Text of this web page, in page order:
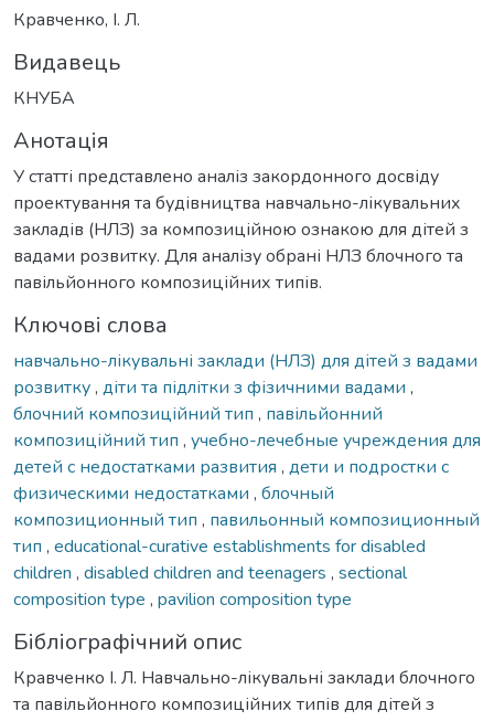
Кравченко, І. Л.
Видавець
КНУБА
Анотація
У статті представлено аналіз закордонного досвіду
проектування та будівництва навчально-лікувальних
закладів (НЛЗ) за композиційною ознакою для дітей з
вадами розвитку. Для аналізу обрані НЛЗ блочного та
павільйонного композиційних типів.
Ключові слова
навчально-лікувальні заклади (НЛЗ) для дітей з вадами
розвитку, діти та підлітки з фізичними вадами ,
блочний композиційний тип , павільйонний
композиційний тип , учебно-лечебные учреждения для
детей с недостатками развития , дети и подростки с
физическими недостатками , блочный
композиционный тип , павильонный композиционный
тип , educational-curative establishments for disabled
children , disabled children and teenagers , sectional
composition type , pavilion composition type
Бібліографічний опис
Кравченко І. Л. Навчально-лікувальні заклади блочного
та павільйонного композиційних типів для дітей з